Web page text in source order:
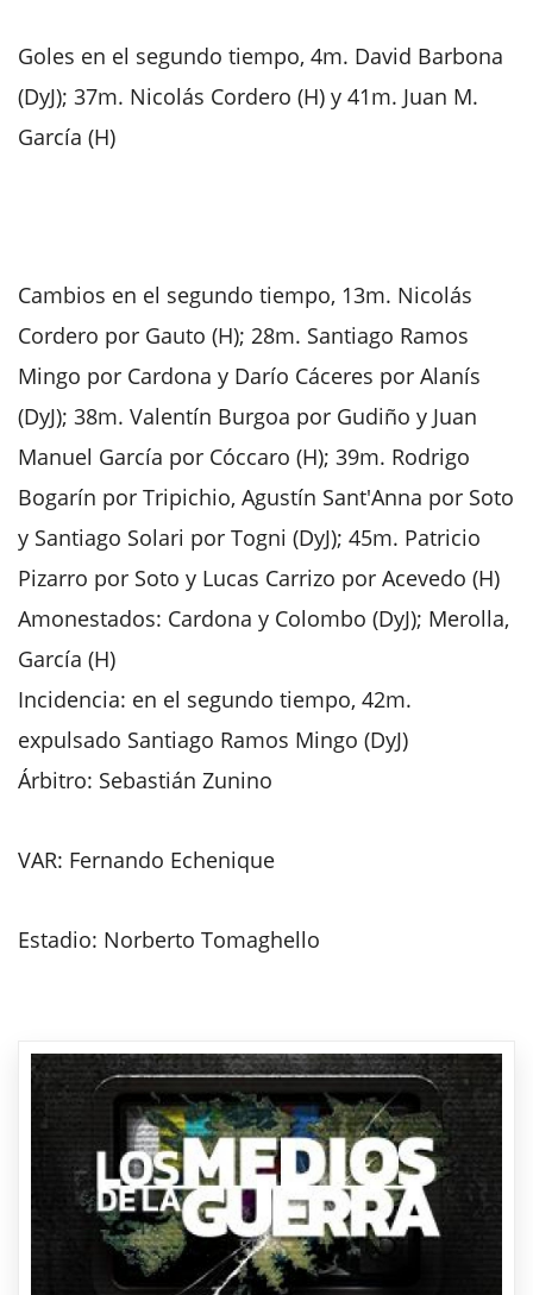
Goles en el segundo tiempo, 4m. David Barbona
(DyJ); 37m. Nicolás Cordero (H) y 41m. Juan M.
García (H)
Cambios en el segundo tiempo, 13m. Nicolás
Cordero por Gauto (H); 28m. Santiago Ramos
Mingo por Cardona y Darío Cáceres por Alanís
(DyJ); 38m. Valentín Burgoa por Gudiño y Juan
Manuel García por Cóccaro (H); 39m. Rodrigo
Bogarín por Tripichio, Agustín Sant'Anna por Soto
y Santiago Solari por Togni (DyJ); 45m. Patricio
Pizarro por Soto y Lucas Carrizo por Acevedo (H)
Amonestados: Cardona y Colombo (DyJ); Merolla,
García (H)
Incidencia: en el segundo tiempo, 42m.
expulsado Santiago Ramos Mingo (DyJ)
Árbitro: Sebastián Zunino
VAR: Fernando Echenique
Estadio: Norberto Tomaghello